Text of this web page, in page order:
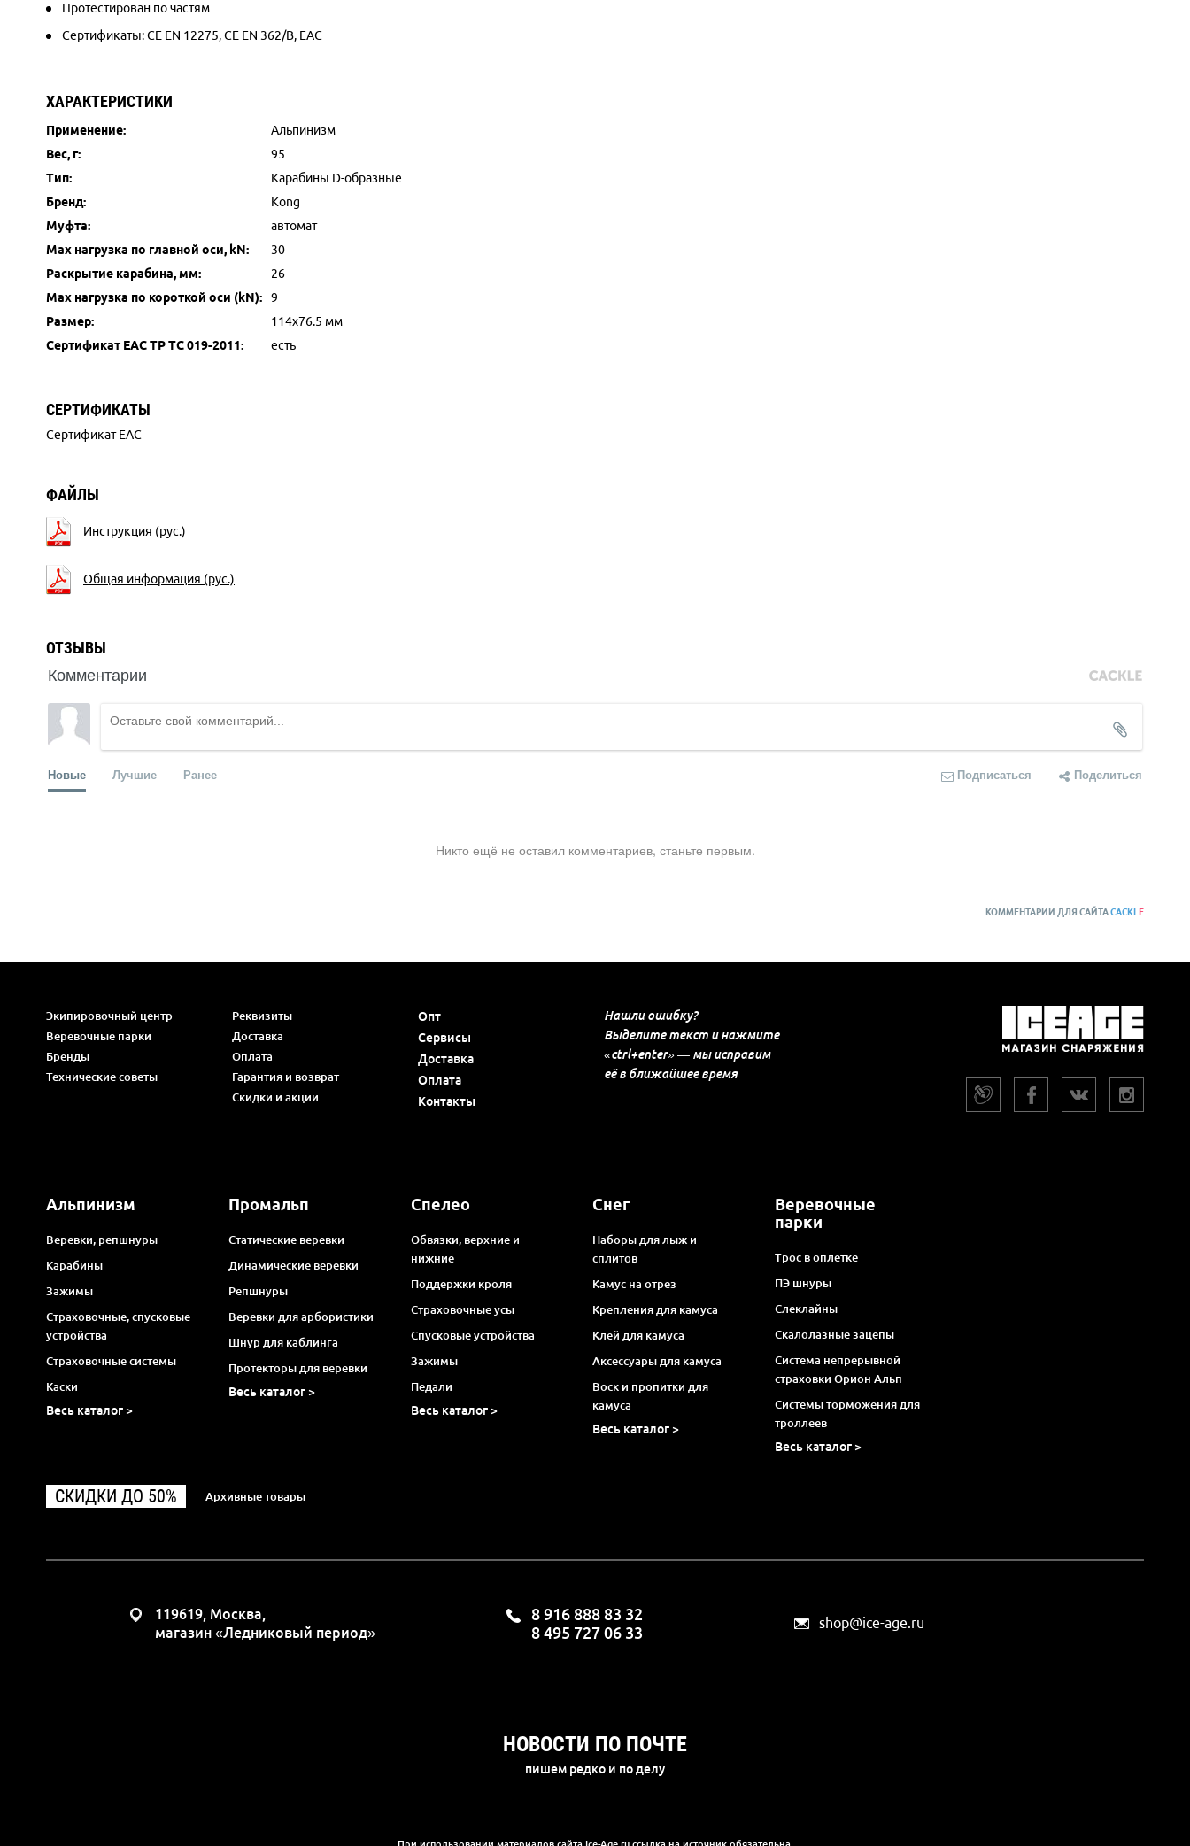
Протестирован по частям
Сертификаты:CE EN 12275,CE EN 362/B, EAC
ХАРАКТЕРИСТИКИ
Применение:
Альпинизм
Вес, г:
95
Тип:
Карабины D-образные
Бренд:
Kong
Муфта:
автомат
Max нагрузка по главной оси, kN:
30
Раскрытие карабина, мм:
26
Max нагрузка по короткой оси (kN):
9
Размер:
114х76.5 мм
Сертификат ЕАС ТР ТС 019-2011:
есть
СЕРТИФИКАТЫ
Сертификат EAC
ФАЙЛЫ
Инструкция (рус.)
Общая информация (рус.)
ОТЗЫВЫ
Комментарии
Новые Лучшие Ранее Подписаться Поделиться
Никто ещё не оставил комментариев, станьте первым.
КОММЕНТАРИИ ДЛЯ САЙТАCACKL E
Экипировочный центр
Веревочные парки
Бренды
Технические советы
Реквизиты
Доставка
Оплата
Гарантия и возврат
Скидки и акции
Опт
Сервисы
Доставка
Оплата
Контакты
Нашли ошибку?
Выделите текст и нажмите
«ctrl+enter» — мы исправим
её в ближайшее время
Альпинизм
Веревки, репшнуры
Карабины
Зажимы
Страховочные, спусковые
устройства
Страховочные системы
Каски
Весь каталог >
Промальп
Статические веревки
Динамические веревки
Репшнуры
Веревки для арбористики
Шнур для каблинга
Протекторы для веревки
Весь каталог >
Спелео
Обвязки, верхние и
нижние
Поддержки кроля
Страховочные усы
Спусковые устройства
Зажимы
Педали
Весь каталог >
Снег
Наборы для лыж и
сплитов
Камус на отрез
Крепления для камуса
Клей для камуса
Аксессуары для камуса
Воск и пропитки для
камуса
Весь каталог >
Веревочные
парки
Трос в оплетке
ПЭ шнуры
Слеклайны
Скалолазные зацепы
Система непрерывной
страховки Орион Альп
Системы торможения для
троллеев
Весь каталог >
СКИДКИ ДО 50% Архивные товары
119619, Москва,
магазин «Ледниковый период»
8 916 888 83 32
8 495 727 06 33
shop@ice-age.ru
НОВОСТИ ПО ПОЧТЕ
пишем редко и по делу